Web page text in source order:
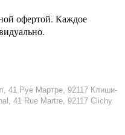
офертой. Каждое
41 Руе Мартре, 92117 Клиши-
41 Rue Martre, 92117 Clichy